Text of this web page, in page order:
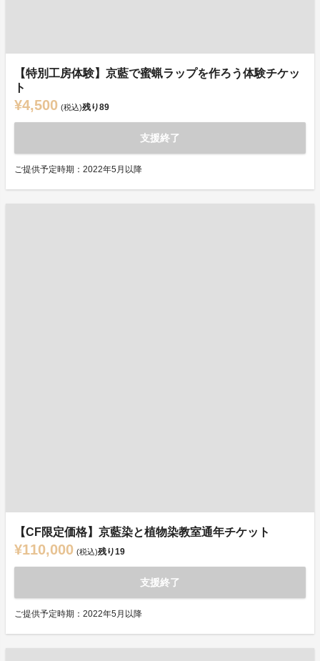
【特別工房体験】京藍で蜜蝋ラップを作ろう体験チケッ
ト
¥4,500 (税込)残り89
支援終了
ご提供予定時期：2022年5月以降
【CF限定価格】京藍染と植物染教室通年チケット
¥110,000 (税込)残り19
支援終了
ご提供予定時期：2022年5月以降